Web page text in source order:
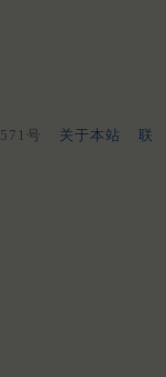
号 关于本站
联